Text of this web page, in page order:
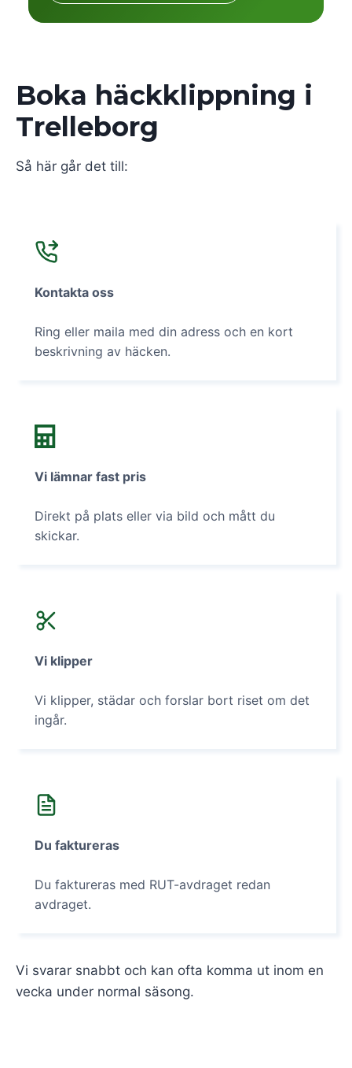
Boka häckklippning i
Trelleborg
Så här går det till:
Kontakta oss
Ring eller maila med din adress och en kort
beskrivning av häcken.
Vi lämnar fast pris
Direkt på plats eller via bild och mått du
skickar.
Vi klipper
Vi klipper, städar och forslar bort riset om det
ingår.
Du faktureras
Du faktureras med RUT-avdraget redan
avdraget.
Vi svarar snabbt och kan ofta komma ut inom en
vecka under normal säsong.